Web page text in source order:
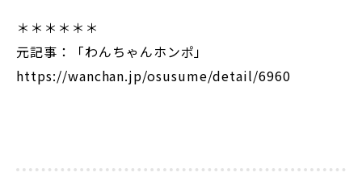
＊＊＊＊＊＊
元記事：「わんちゃんホンポ」
https://wanchan.jp/osusume/detail/6960